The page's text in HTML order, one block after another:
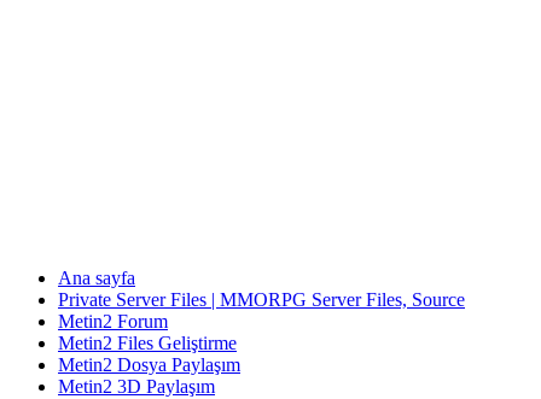
Ana sayfa
Private Server Files | MMORPG Server Files, Source
Metin2 Forum
Metin2 Files Geliştirme
Metin2 Dosya Paylaşım
Metin2 3D Paylaşım